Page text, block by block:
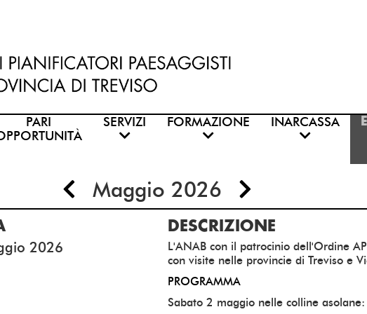
PARI
SERVIZI FORMAZIONE INARCASSA
Maggio 2026
2026
DESCRIZIONE
L'ANAB con il patrocinio dell'Ordine
con visite nelle provincie di Treviso e
PROGRAMMA
Sabato 2 maggio nelle colline asolane: